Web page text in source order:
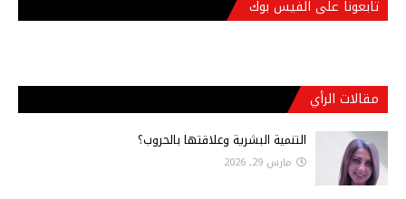
تابعونا على الفيس بوك
مقالات الرأي
التنمية البشرية وعلاقتها بالحروب؟
مارس 29, 2026